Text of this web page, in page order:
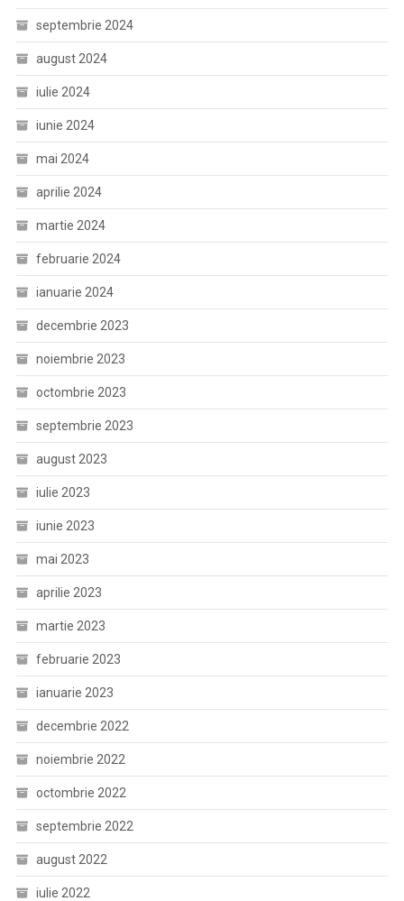
septembrie 2024
august 2024
iulie 2024
iunie 2024
mai 2024
aprilie 2024
martie 2024
februarie 2024
ianuarie 2024
decembrie 2023
noiembrie 2023
octombrie 2023
septembrie 2023
august 2023
iulie 2023
iunie 2023
mai 2023
aprilie 2023
martie 2023
februarie 2023
ianuarie 2023
decembrie 2022
noiembrie 2022
octombrie 2022
septembrie 2022
august 2022
iulie 2022